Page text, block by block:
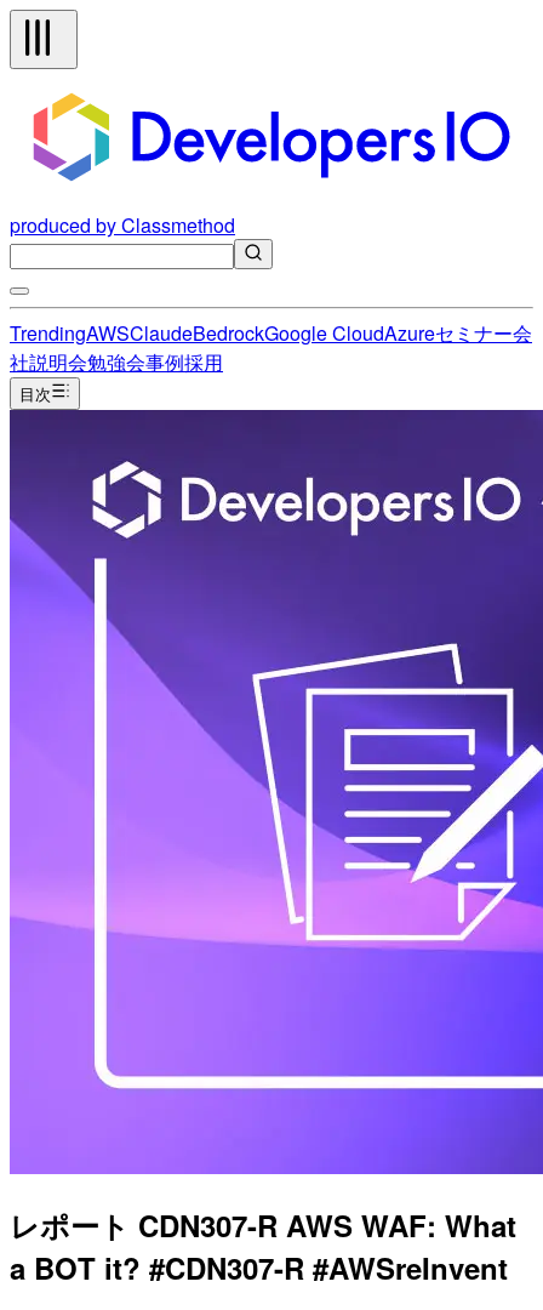
produced by Classmethod
TrendingAWSClaudeBedrockGoogle CloudAzureセミナー会
社説明会勉強会事例採用
目次
レポート CDN307-R AWS WAF: What
a BOT it? #CDN307-R #AWSreInvent